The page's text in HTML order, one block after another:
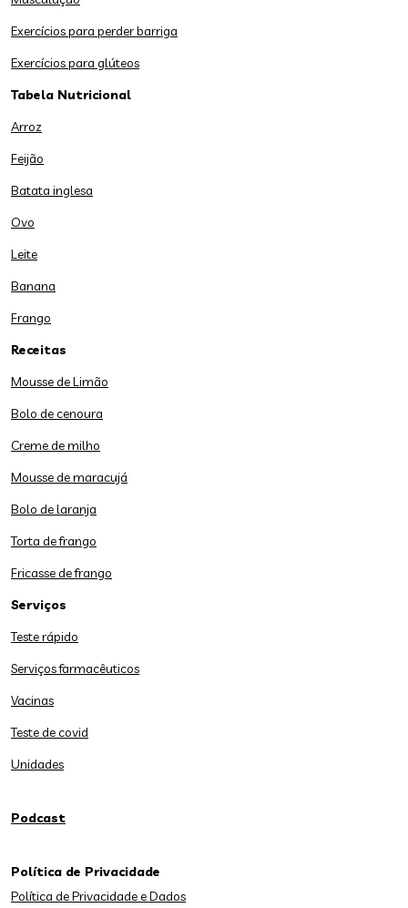
Exercícios para perder barriga
Exercícios para glúteos
Tabela Nutricional
Arroz
Feijão
Batata inglesa
Ovo
Leite
Banana
Frango
Receitas
Mousse de Limão
Bolo de cenoura
Creme de milho
Mousse de maracujá
Bolo de laranja
Torta de frango
Fricasse de frango
Serviços
Teste rápido
Serviços farmacêuticos
Vacinas
Teste de covid
Unidades
Podcast
Política de Privacidade
Política de Privacidade e Dados